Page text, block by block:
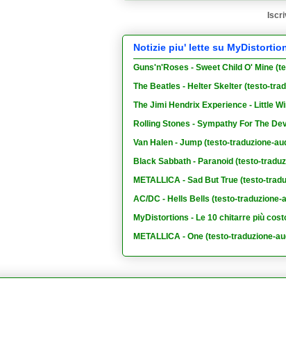
Notizie piu' lette su
Guns'n'Roses - Sweet Child O' Mine
The Beatles - Helter Skelter (testo-
The Jimi Hendrix Experience - Little
Rolling Stones - Sympathy For The
Van Halen - Jump (testo-traduzione-
Black Sabbath - Paranoid (testo-
METALLICA - Sad But True (testo-
AC/DC - Hells Bells (testo-traduzione-
MyDistortions - Le 10 chitarre più
METALLICA - One (testo-traduzione-